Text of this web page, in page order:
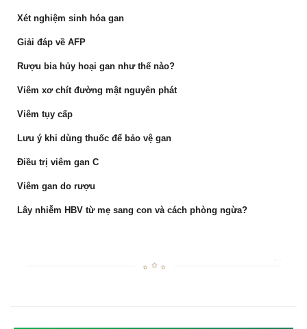
Xét nghiệm sinh hóa gan
Giải đáp về AFP
Rượu bia hủy hoại gan như thế nào?
Viêm xơ chít đường mật nguyên phát
Viêm tụy cấp
Lưu ý khi dùng thuốc để bảo vệ gan
Điều trị viêm gan C
Viêm gan do rượu
Lây nhiễm HBV từ mẹ sang con và cách phòng ngừa?